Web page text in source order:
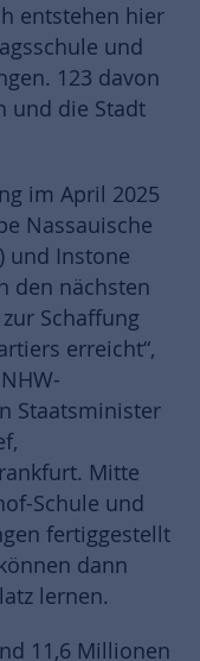
entstehen hier
und
123 davon
und die Stadt
im April 2025
Nassauische
und Instone
den nächsten
Schaffung
erreicht“,
Staatsminister
Mitte
Schule und
fertiggestellt
dann
lernen.
11,6 Millionen